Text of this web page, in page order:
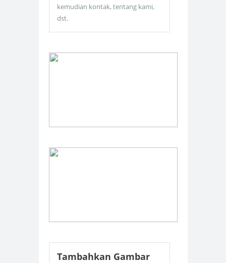
kemudian kontak, tentang kami,
dst.
Tambahkan Gambar